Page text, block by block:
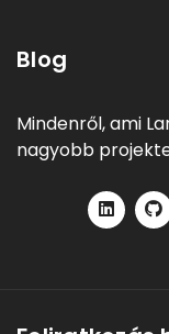
Blog
Mindenről, ami
nagyobb